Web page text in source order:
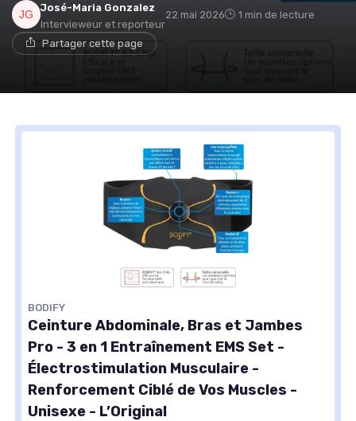
José-Maria Gonzalez
Intervieweur et reporteur
22 mai 2026 1 min de lecture
Partager cette page
BODIFY
Ceinture Abdominale, Bras et Jambes
Pro - 3 en 1 Entraînement EMS Set -
Électrostimulation Musculaire -
Renforcement Ciblé de Vos Muscles -
Unisexe - L’Original